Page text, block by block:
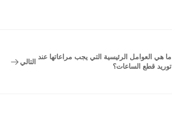
ما هي العوامل الرئيسية التي يجب مراعاتها عند
توريد قطع الساعات؟
التالي